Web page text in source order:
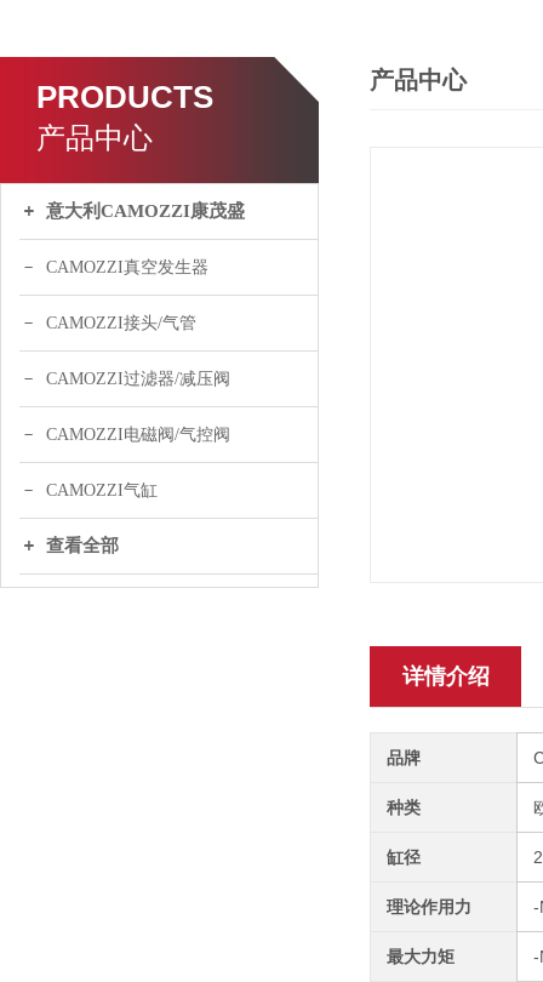
PRODUCTS
产品中心
意大利CAMOZZI康茂盛
CAMOZZI真空发生器
CAMOZZI接头/气管
CAMOZZI过滤器/减压阀
CAMOZZI电磁阀/气控阀
CAMOZZI气缸
查看全部
产品中心
详情介绍
品牌
种类
缸径
理论作用力 -
最大力矩 -